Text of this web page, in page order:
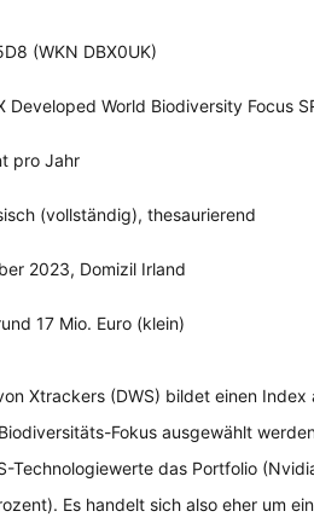
(WKN DBX0UK)
Developed World Biodiversity Focus
pro Jahr
(vollständig), thesaurierend
2023, Domizil Irland
17 Mio. Euro (klein)
Xtrackers (DWS) bildet einen
Fokus ausgewählt
Technologiewerte das Portfolio
Es handelt sich also eher um